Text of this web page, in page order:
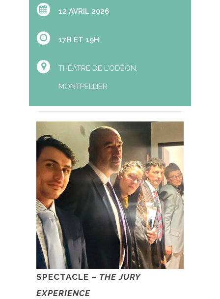
12 AVRIL 2026
17H ET 19H
THÉÂTRE DE L'ODÉON,
MONTPELLIER
SPECTACLE – THE JURY
EXPERIENCE